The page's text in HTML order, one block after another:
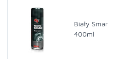
Biały Smar
400ml